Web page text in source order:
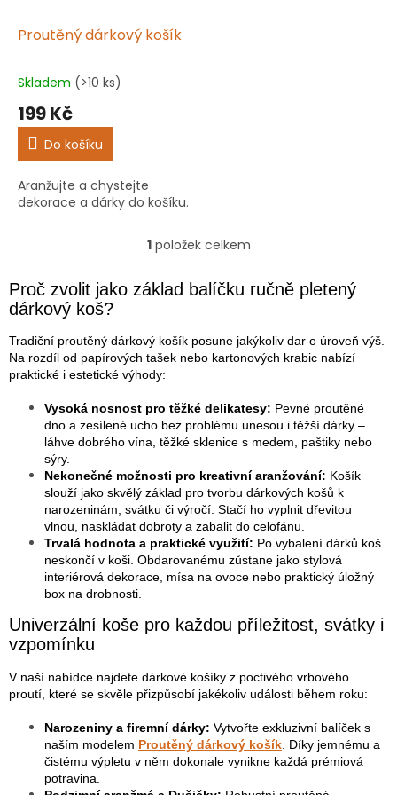
d
ů
Proutěný dárkový košík
Průměrné
hodnocení
produktu
4,7
5
hvězdiček.
Skladem (>10 ks)
199 Kč
Do košíku
Aranžujte a chystejte
dekorace a dárky do košíku.
O
l
á
a
c
r
v
k
v
ý
p
i
s
u
1položek celkem
Proč zvolit jako základ balíčku ručně pletený
dárkový koš?
Tradiční proutěný dárkový košík posune jakýkoliv dar o úroveň výš.
Na rozdíl od papírových tašek nebo kartonových krabic nabízí
praktické i estetické výhody:
Vysoká nosnost pro těžké delikatesy: Pevné proutěné
dno a zesílené ucho bez problému unesou i těžší dárky –
láhve dobrého vína, těžké sklenice s medem, paštiky nebo
sýry.
Nekonečné možnosti pro kreativní aranžování: Košík
slouží jako skvělý základ pro tvorbu dárkových košů k
narozeninám, svátku či výročí. Stačí ho vyplnit dřevitou
vlnou, naskládat dobroty a zabalit do celofánu.
Trvalá hodnota a praktické využití: Po vybalení dárků koš
neskončí v koši. Obdarovanému zůstane jako stylová
interiérová dekorace, mísa na ovoce nebo praktický úložný
box na drobnosti.
Univerzální koše pro každou příležitost, svátky i
vzpomínku
V naší nabídce najdete dárkové košíky z poctivého vrbového
proutí, které se skvěle přizpůsobí jakékoliv události během roku:
Narozeniny a firemní dárky: Vytvořte exkluzivní balíček s
naším modelem Proutěný dárkový košík . Díky jemnému a
čistému výpletu v něm dokonale vynikne každá prémiová
potravina.